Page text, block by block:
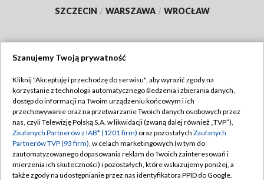
SZCZECIN / WARSZAWA / WROCŁAW
TVP
Abonament TVP
Emisja w TVP
Centrum informacji TVP
Naziemna Telewizja Cyfrowa
Regulamin TVP
Polityka prywatności
Moje zgody
Pomoc
Szanujemy Twoją prywatność
Kliknij "Akceptuję i przechodzę do serwisu", aby wyrazić zgody na
korzystanie z technologii automatycznego śledzenia i zbierania danych,
dostęp do informacji na Twoim urządzeniu końcowym i ich
przechowywanie oraz na przetwarzanie Twoich danych osobowych przez
nas, czyli Telewizję Polską S.A. w likwidacji (zwaną dalej również „TVP”),
Zaufanych Partnerów z IAB* (1201 firm) oraz pozostałych Zaufanych
Partnerów TVP (93 firm), w celach marketingowych (w tym do
zautomatyzowanego dopasowania reklam do Twoich zainteresowań i
mierzenia ich skuteczności) i pozostałych, które wskazujemy poniżej, a
także zgody na udostępnianie przez nas identyfikatora PPID do Google.